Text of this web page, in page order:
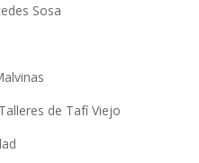
Sosa
de Tafí Viejo